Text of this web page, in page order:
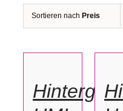
Sortieren nach Preis
IN
DETAILS
IN